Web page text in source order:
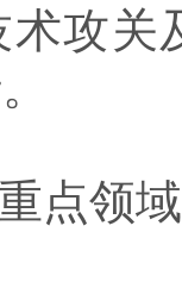
攻关
点领